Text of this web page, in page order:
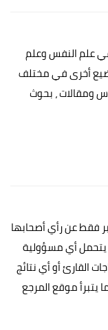
علم النفس وعلم
أخرى في مختلف
ومقالات ، بحوث
فقط عن رأي أصحابها
يتحمل أي مسؤولية
القارئ أو أي نتائج
يتبرأ موقع المرجع